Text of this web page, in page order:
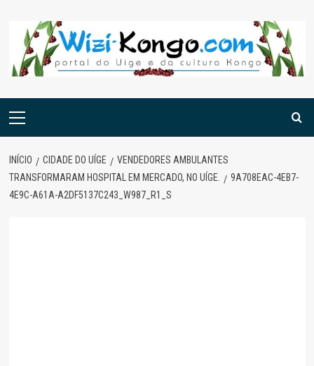
content
Menu
INÍCIO CIDADE DO UÍGE
VENDEDORES AMBULANTES
TRANSFORMARAM HOSPITAL EM MERCADO, NO UÍGE.
9A708EAC-4EB7-
4E9C-A61A-A2DF5137C243_W987_R1_S